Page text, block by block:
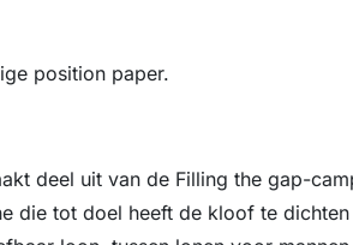
position paper.
deel uit van de Filling the gap-
die tot doel heeft de kloof te dichten